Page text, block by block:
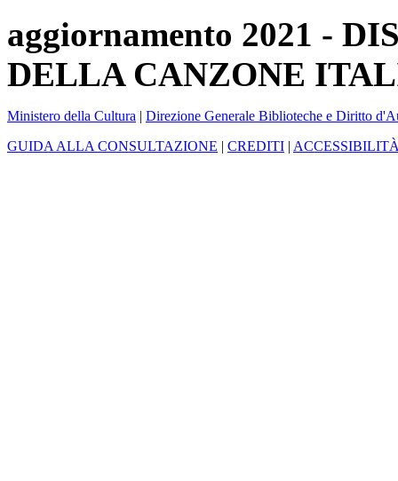
aggiornamento 2021 -
DELLA CANZONE
Ministero della Cultura | Direzione Generale Biblioteche e Diritto
GUIDA ALLA CONSULTAZIONE | CREDITI |